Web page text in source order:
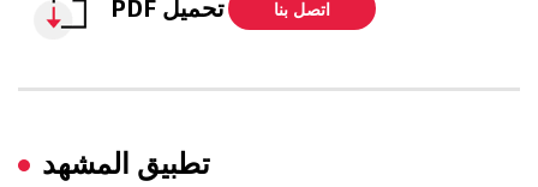
اتصل بنا
تطبيق المشهد